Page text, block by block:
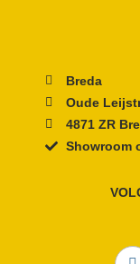
Breda
Oude
4871 ZR
Showroom